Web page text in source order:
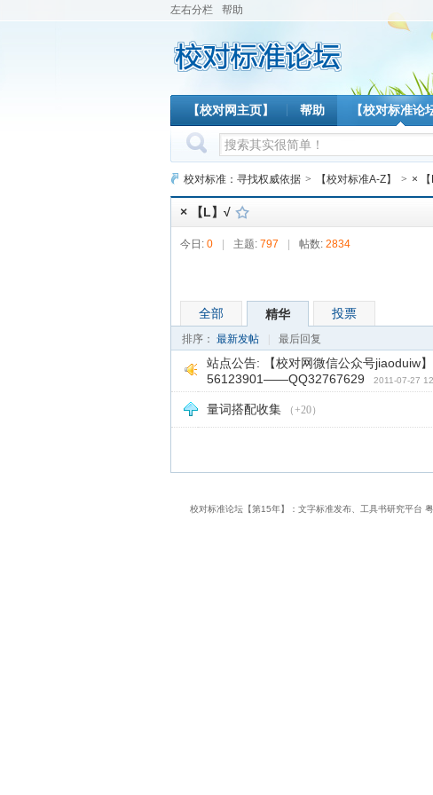
左右分栏 帮助
【校对网主页】 帮助 【校对标准论
校对标准：寻找权威依据 > 【校对标准A-Z】 > ×
× 【L】√
今日: 0 主题: 797 帖数: 2834
全部 精华 投票
排序： 最新发帖 最后回复
站点公告:
【校对网微信公众号jiaoduiw
56123901——QQ32767629
2011-07-27
量词搭配收集 （+20）
校对标准论坛【第15年】：文字标准发布、工具书研究平台